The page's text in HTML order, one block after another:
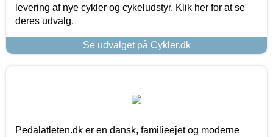
levering af nye cykler og cykeludstyr. Klik her for at se
deres udvalg.
Se udvalget på Cykler.dk
Pedalatleten.dk er en dansk, familieejet og moderne